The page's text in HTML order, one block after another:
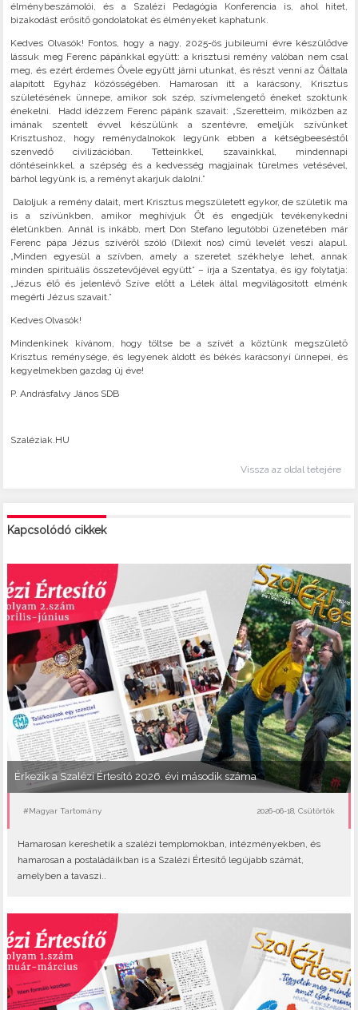
élménybeszámolói, és a Szalézi Pedagógia Konferencia is, ahol hitet,
bizakodást erősítő gondolatokat és élményeket kaphatunk.
Kedves Olvasók! Fontos, hogy a nagy, 2025-ös jubileumi évre készülődve
lássuk meg Ferenc pápánkkal együtt: a krisztusi remény valóban nem csal
meg, és ezért érdemes Ővele együtt járni utunkat, és részt venni az Őáltala
alapított Egyház közösségében. Hamarosan itt a karácsony, Krisztus
születésének ünnepe, amikor sok szép, szívmelengető éneket szoktunk
énekelni. Hadd idézzem Ferenc pápánk szavait: „Szeretteim, miközben az
imának szentelt évvel készülünk a szentévre, emeljük szívünket
Krisztushoz, hogy reménydalnokok legyünk ebben a kétségbeeséstől
szenvedő civilizációban. Tetteinkkel, szavainkkal, mindennapi
döntéseinkkel, a szépség és a kedvesség magjainak türelmes vetésével,
bárhol legyünk is, a reményt akarjuk dalolni.”
Daloljuk a remény dalait, mert Krisztus megszületett egykor, de születik ma
is a szívünkben, amikor meghívjuk Őt és engedjük tevékenykedni
életünkben. Annál is inkább, mert Don Stefano legutóbbi üzenetében már
Ferenc pápa Jézus szívéről szóló (Dilexit nos) című levelét veszi alapul.
„Minden egyesül a szívben, amely a szeretet székhelye lehet, annak
minden spirituális összetevőjével együtt” – írja a Szentatya, és így folytatja:
„Jézus élő és jelenlévő Szíve előtt a Lélek által megvilágosított elménk
megérti Jézus szavait.”
Kedves Olvasók!
Mindenkinek kívánom, hogy töltse be a szívét a köztünk megszülető
Krisztus reménysége, és legyenek áldott és békés karácsonyi ünnepei, és
kegyelmekben gazdag új éve!
P. Andrásfalvy János SDB
Szaléziak.HU
Vissza az oldal tetejére
Kapcsolódó cikkek
Érkezik a Szalézi Értesítő 2026. évi második száma
#Magyar Tartomány 2026-06-18, Csütörtök
Hamarosan kereshetik a szalézi templomokban, intézményekben, és
hamarosan a postaládáikban is a Szalézi Értesítő legújabb számát,
amelyben a tavaszi..